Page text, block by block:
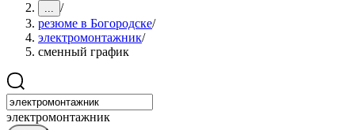
... /
резюме в Богородске/
электромонтажник/
сменный график
электромонтажник